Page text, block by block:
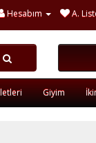
Hesabım A.
Giyim